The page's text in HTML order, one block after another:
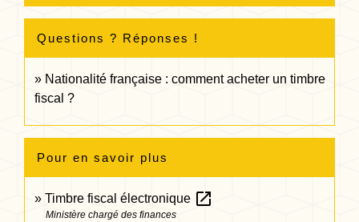
Questions ? Réponses !
Nationalité française : comment acheter un timbre
fiscal ?
Pour en savoir plus
Timbre fiscal électronique open_in_new
Ministère chargé des finances